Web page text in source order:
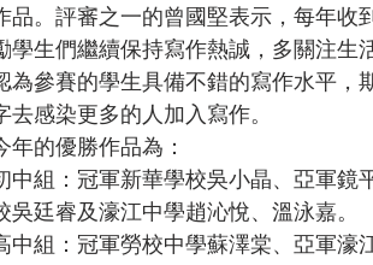
品。評審之一的曾國堅表示，每年收
學生們繼續保持寫作熱誠，多關注生
為參賽的學生具備不錯的寫作水平，
去感染更多的人加入寫作。
年的優勝作品為：
中組：冠軍新華學校吳小晶、亞軍鏡
吳廷睿及濠江中學趙沁悅、溫泳嘉。
中組：冠軍勞校中學蘇澤棠、亞軍濠